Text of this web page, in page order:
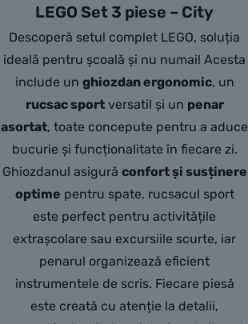
LEGO Set 3 piese – City
Descoperă setul complet LEGO, soluția
ideală pentru școală și nu numai! Acesta
include un ghiozdan ergonomic, un
rucsac sportversatil și un penar
asortat, toate concepute pentru a aduce
bucurie și funcționalitate în fiecare zi.
Ghiozdanul asigură confort și susținere
optime pentru spate, rucsacul sport
este perfect pentru activitățile
extrașcolare sau excursiile scurte, iar
penarul organizează eficient
instrumentele de scris. Fiecare piesă
este creată cu atenție la detalii,